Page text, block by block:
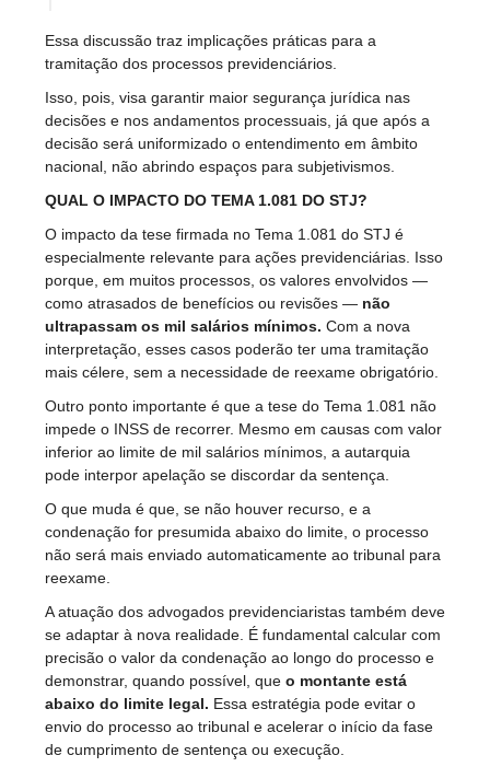
Essa discussão traz implicações práticas para a
tramitação dos processos previdenciários.
Isso, pois, visa garantir maior segurança jurídica nas
decisões e nos andamentos processuais, já que após a
decisão será uniformizado o entendimento em âmbito
nacional, não abrindo espaços para subjetivismos.
QUAL O IMPACTO DO TEMA 1.081 DO STJ?
O impacto da tese firmada no Tema 1.081 do STJ é
especialmente relevante para ações previdenciárias. Isso
porque, em muitos processos, os valores envolvidos —
como atrasados de benefícios ou revisões — não
ultrapassam os mil salários mínimos. Com a nova
interpretação, esses casos poderão ter uma tramitação
mais célere, sem a necessidade de reexame obrigatório.
Outro ponto importante é que a tese do Tema 1.081 não
impede o INSS de recorrer. Mesmo em causas com valor
inferior ao limite de mil salários mínimos, a autarquia
pode interpor apelação se discordar da sentença.
O que muda é que, se não houver recurso, e a
condenação for presumida abaixo do limite, o processo
não será mais enviado automaticamente ao tribunal para
reexame.
A atuação dos advogados previdenciaristas também deve
se adaptar à nova realidade. É fundamental calcular com
precisão o valor da condenação ao longo do processo e
demonstrar, quando possível, que o montante está
abaixo do limite legal. Essa estratégia pode evitar o
envio do processo ao tribunal e acelerar o início da fase
de cumprimento de sentença ou execução.